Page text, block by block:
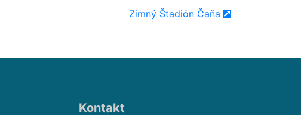
Zimný Štadión Čaňa
Kontakt